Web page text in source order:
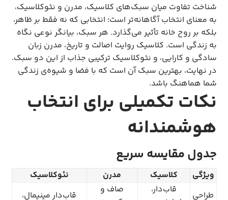
شناخت تفاوت میان سبک‌های کلاسیک، مدرن و نئوکلاسیک،
به معنای انتخاب آگاهانه‌تر است؛ انتخابی که نه فقط بر ظاهر،
بلکه بر روح خانه تأثیر می‌گذارد. هر سبک، بیانگر نوعی نگاه
به زندگی است. کلاسیک روایت اصالت و تاریخ، مدرن زبان
سادگی و کارایی، و نئوکلاسیک ترکیبی جذاب از این دو سبک.
در نهایت، بهترین سبک آن است که با فضا و شیوه‌ی زندگی
شما هماهنگ باشد.
نکات تکمیلی برای انتخاب
هوشمندانه
جدول مقایسه سریع
ویژگی کلاسیک مدرن
نئوکلاسیک
طراحی
قاب‌دار،
صاف و
قاب‌دار مینیمال،